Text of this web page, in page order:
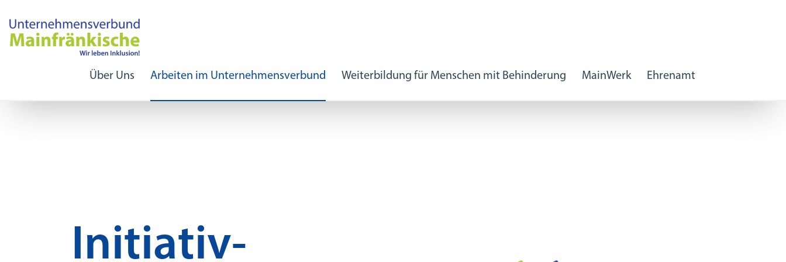
Über Uns Arbeiten im Unternehmensverbund Weiterbildung für Menschen mit Behinderung MainWerk Ehrenamt
Initiativ-